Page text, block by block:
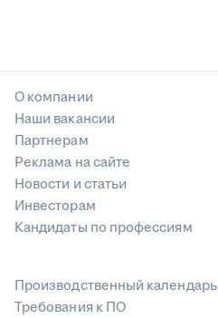
О компании
Наши вакансии
Партнерам
Реклама на сайте
Новости и статьи
Инвесторам
Кандидаты по профессиям
Производственный календарь
Требования к ПО